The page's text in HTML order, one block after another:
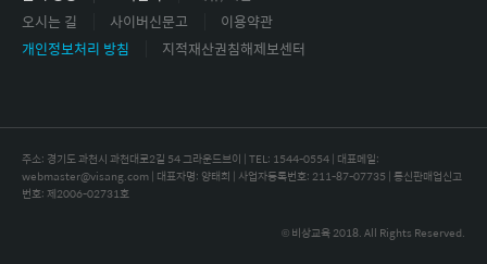
오시는 길
사이버신문고
이용약관
개인정보처리 방침
지적재산권침해제보센터
주소: 경기도 과천시 과천대로2길 54 그라운드브이 | TEL: 1544-0554 | 대표메일:
webmaster@visang.com | 대표자명: 양태회 | 사업자등록번호: 211-87-07735 | 통신판매업신고
번호: 제2006-02731호
© 비상교육 2018. All Rights Reserved.